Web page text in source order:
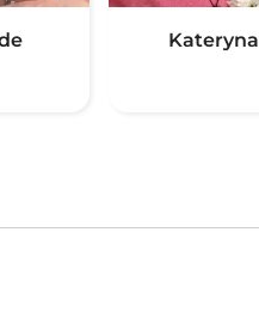
Kateryna